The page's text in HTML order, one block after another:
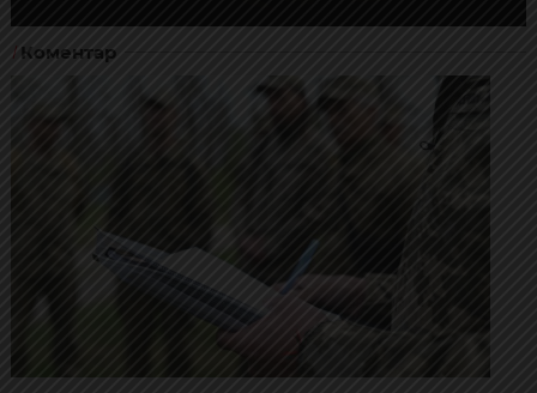
Коментар